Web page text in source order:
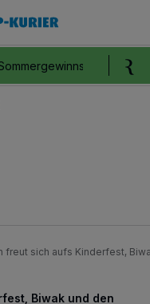
freut sich aufs Kinderfest,
Biwak und den